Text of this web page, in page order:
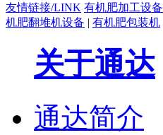
友情链接/LINK 有机肥加工设备
机肥翻堆机设备 | 有机肥包装机
关于通达
通达简介